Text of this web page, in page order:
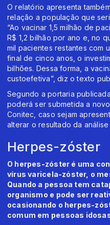
O relatório apresenta
relação a população que
“Ao vacinar 1,5 milhão de
R$ 1,2 bilhão por ano e, no
mil pacientes restantes com
final de cinco anos, o
bilhões. Dessa forma, a
custoefetiva”, diz o texto
Segundo a portaria
poderá ser submetida a
Conitec, caso sejam
alterar o resultado da
Herpes-zóster
O herpes-zóster é uma
vírus varicela-zóster, o
Quando a pessoa tem
organismo e pode ser
ocasionando o herpes-
comum em pessoas